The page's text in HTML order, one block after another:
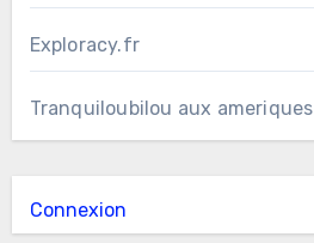
Exploracy.fr
Tranquiloubilou aux ameriques
Connexion